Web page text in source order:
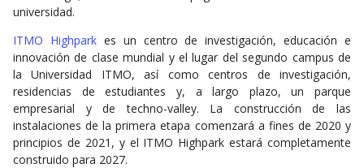
universidad.
ITMO Highparkes un centro de investigación, educación e
innovación de clase mundial y el lugar del segundo campus de
la Universidad ITMO, así como centros de investigación,
residencias de estudiantes y, a largo plazo, un parque
empresarial y de techno-valley. La construcción de las
instalaciones de la primera etapa comenzará a fines de 2020 y
principios de 2021, y el ITMO Highpark estará completamente
construido para 2027.